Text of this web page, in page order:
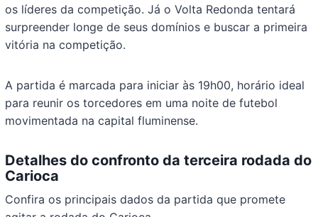
os líderes da competição. Já o Volta Redonda tentará
surpreender longe de seus domínios e buscar a primeira
vitória na competição.
A partida é marcada para iniciar às 19h00, horário ideal
para reunir os torcedores em uma noite de futebol
movimentada na capital fluminense.
Detalhes do confronto da terceira rodada do
Carioca
Confira os principais dados da partida que promete